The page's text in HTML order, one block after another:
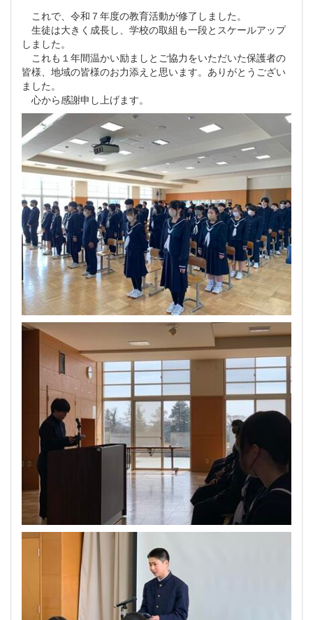
これで、令和７年度の教育活動が修了しました。
生徒は大きく成長し、学校の取組も一段とスケールアップ
しました。
これも１年間温かい励ましとご協力をいただいた保護者の
皆様、地域の皆様のお力添えと思います。ありがとうござい
ました。
心から感謝申し上げます。